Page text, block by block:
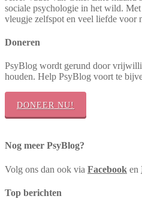
sociale psychologie in het wild. Met
vleugje zelfspot en veel liefde voor
Doneren
PsyBlog wordt gerund door
houden. Help PsyBlog voort te
DONEER NU!
Nog meer PsyBlog?
Volg ons dan ook via Facebook en
Top berichten